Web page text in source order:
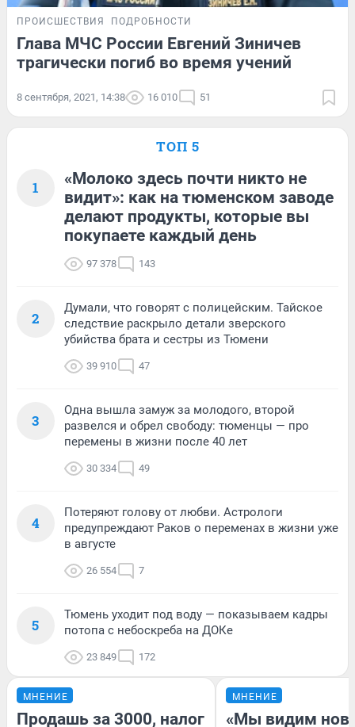
ПРОИСШЕСТВИЯ ПОДРОБНОСТИ
Глава МЧС России Евгений Зиничев
трагически погиб во время учений
8 сентября, 2021, 14:38 16 010 51
ТОП 5
1
«Молоко здесь почти никто не
видит»: как на тюменском заводе
делают продукты, которые вы
покупаете каждый день
97 378 143
2
Думали, что говорят с полицейским. Тайское
следствие раскрыло детали зверского
убийства брата и сестры из Тюмени
39 910 47
3
Одна вышла замуж за молодого, второй
развелся и обрел свободу: тюменцы — про
перемены в жизни после 40 лет
30 334 49
4
Потеряют голову от любви. Астрологи
предупреждают Раков о переменах в жизни уже
в августе
26 554 7
5
Тюмень уходит под воду — показываем кадры
потопа с небоскреба на ДОКе
23 849 172
МНЕНИЕ
Продашь за 3000, налог
МНЕНИЕ
«Мы видим